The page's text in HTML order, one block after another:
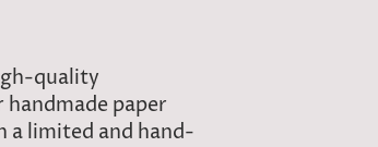
quality
paper
limited and hand-